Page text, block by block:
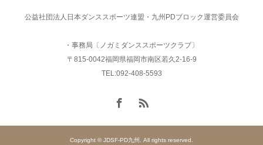
公益社団法人日本ダンススポーツ連盟・九州PDブロック運営委員会
・事務局〔ノガミダンススポーツクラブ〕
〒815-0042福岡県福岡市南区若久2-16-9
TEL:092-408-5593
Copyright © JDSF-PD九州. All rights reserved.